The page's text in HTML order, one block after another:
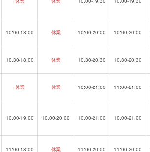
10:00-18:00 休業 10:00-20:00 10:00-20:00
10:30-18:00 休業 10:30-20:30 10:30-20:30
休業 休業 10:00-21:00 11:00-21:00
10:00-19:00 10:00-20:00 10:00-21:00 10:00-21:00
11:00-18:00 休業 11:00-20:00 11:00-20:00